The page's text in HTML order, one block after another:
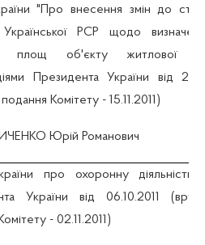
"Про внесення змін до
РСР щодо
площ об'єкту житлової
Президента України від
подання Комітету - 15.11.2011)
Юрій Романович
про охоронну діяльність
України від 06.10.2011
- 02.11.2011)